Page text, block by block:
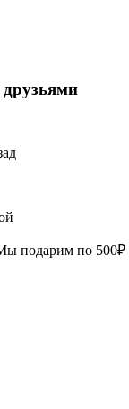
подарим по 500₽